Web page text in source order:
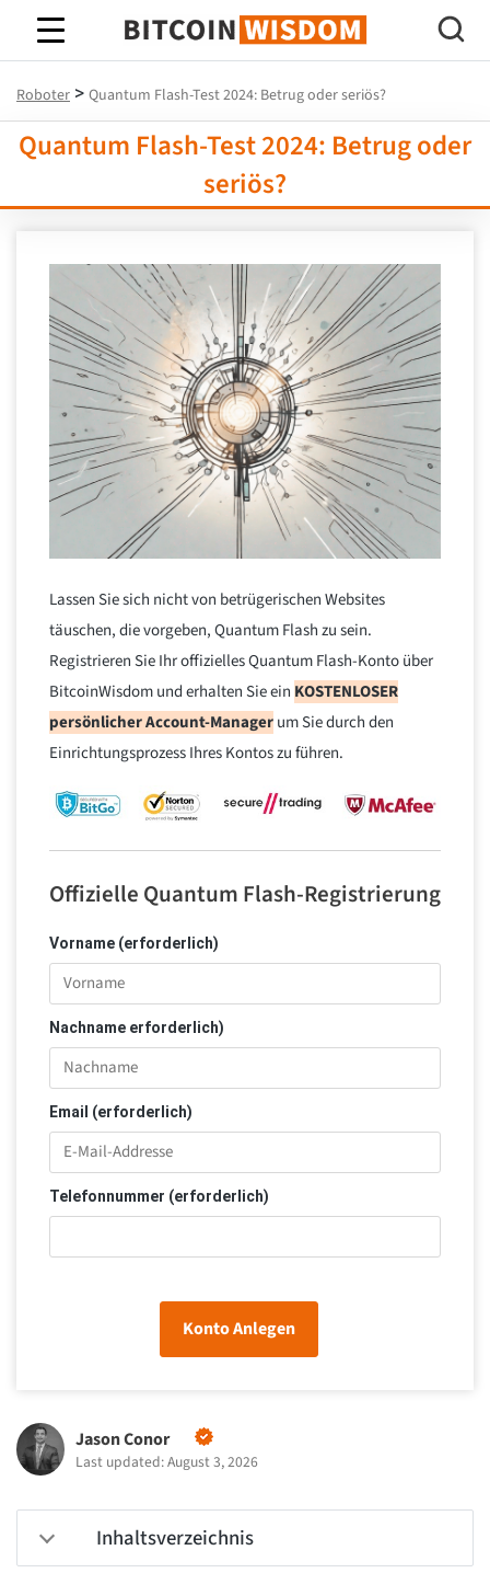
Bitcoin-Weisheit
Roboter > Quantum Flash-Test 2024: Betrug oder seriös?
Quantum Flash-Test 2024: Betrug oder
seriös?
Lassen Sie sich nicht von betrügerischen Websites
täuschen, die vorgeben, Quantum Flash zu sein.
Registrieren Sie Ihr offizielles Quantum Flash-Konto über
BitcoinWisdom und erhalten Sie ein KOSTENLOSER
persönlicher Account-Managerum Sie durch den
Einrichtungsprozess Ihres Kontos zu führen.
Offizielle Quantum Flash-Registrierung
Vorname (erforderlich)
Nachname erforderlich)
Email (erforderlich)
Telefonnummer (erforderlich)
Konto Anlegen
Jason Conor
Last updated: August 3, 2026
Inhaltsverzeichnis